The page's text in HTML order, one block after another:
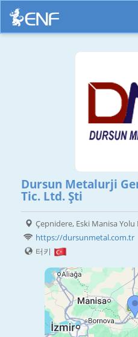
Dursun Metalurji
Tic. Ltd. Şti
Çepnidere, Eski Manisa
https://dursunmetal.com.tr
터키